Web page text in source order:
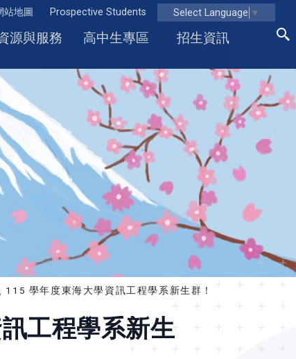
站地圖 Prospective Students Select Language ▼
源與服務 高中生專區 招生資訊
115 學年度東海大學資訊工程學系新生群！
工程學系新生